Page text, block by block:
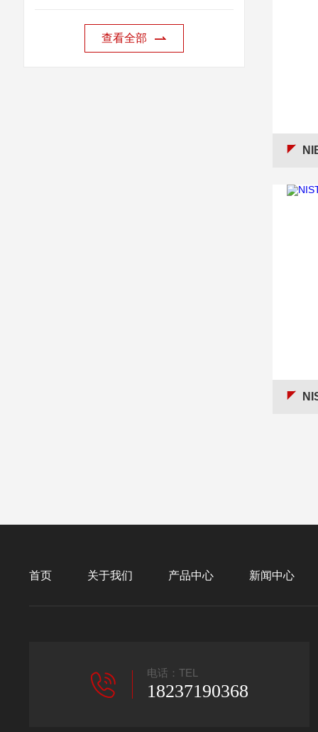
查看全部
首页 关于我们 产品中心 新闻中心
电话：TEL
18237190368